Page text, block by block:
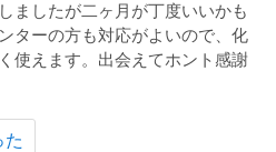
ましたが二ヶ月が丁度いいかも
ターの方も対応がよいので、化
使えます。出会えてホント感謝
た